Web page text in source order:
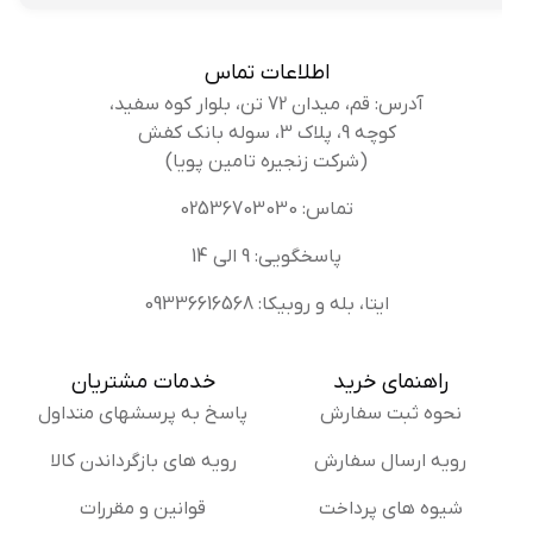
اطلاعات تماس
آدرس: قم، میدان 72 تن، بلوار کوه سفید،
کوچه 9، پلاک 3، سوله بانک کفش
(شرکت زنجیره تامین پویا)
تماس: 02536703030
پاسخگویی: 9 الی 14
ایتا، بله و روبیکا: 09336616568
راهنمای خرید
نحوه ثبت سفارش
رویه ارسال سفارش
شیوه های پرداخت
خدمات مشتریان
پاسخ به پرسشهای متداول
رویه های بازگرداندن کالا
قوانین و مقررات